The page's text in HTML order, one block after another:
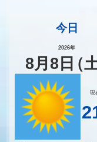
今日
2026年
8月8 日（
現